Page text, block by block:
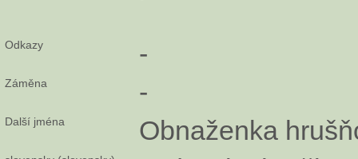
Odkazy -
Záměna -
Další jména Obnaženka